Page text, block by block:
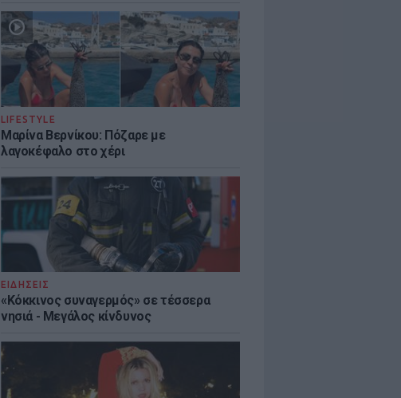
LIFESTYLE
Μαρίνα Βερνίκου: Πόζαρε με
λαγοκέφαλο στο χέρι
ΕΙΔΗΣΕΙΣ
«Κόκκινος συναγερμός» σε τέσσερα
νησιά - Μεγάλος κίνδυνος